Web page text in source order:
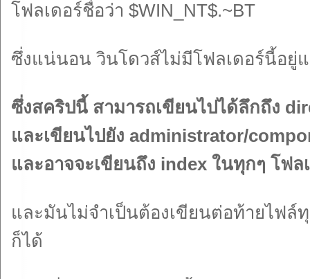
โฟลเดอร์ชื่อว่า $WIN_NT$.~BT
ซึ่งแน่นอน วินโดวส์ไม่มีโฟลเดอร์นี้อยู่
ซึ่งสคริปนี้ สามารถเขียนไปได้ลึกถึง
และเขียนไปยัง administrator/
และอาจจะเขียนถึง index ในทุกๆ โฟล
และมันไม่จำเป็นต้องเขียนต่อท้ายไฟ
ก็ได้